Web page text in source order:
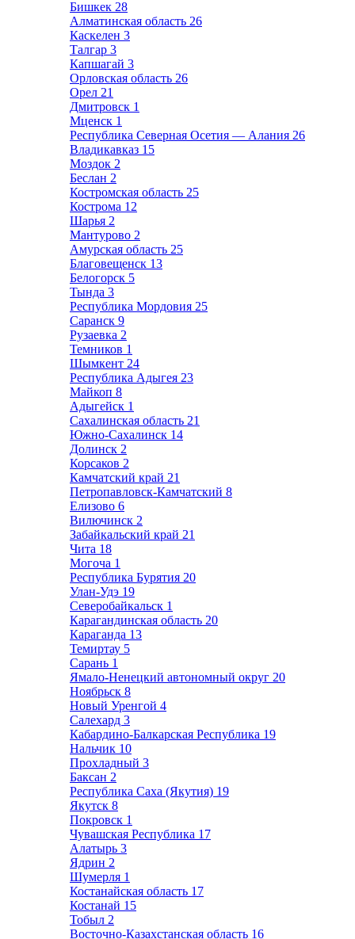
Бишкек 28
Алматинская область 26
Каскелен 3
Талгар 3
Капшагай 3
Орловская область 26
Орел 21
Дмитровск 1
Мценск 1
Республика Северная Осетия — Алания 26
Владикавказ 15
Моздок 2
Беслан 2
Костромская область 25
Кострома 12
Шарья 2
Мантурово 2
Амурская область 25
Благовещенск 13
Белогорск 5
Тында 3
Республика Мордовия 25
Саранск 9
Рузаевка 2
Темников 1
Шымкент 24
Республика Адыгея 23
Майкоп 8
Адыгейск 1
Сахалинская область 21
Южно-Сахалинск 14
Долинск 2
Корсаков 2
Камчатский край 21
Петропавловск-Камчатский 8
Елизово 6
Вилючинск 2
Забайкальский край 21
Чита 18
Могоча 1
Республика Бурятия 20
Улан-Удэ 19
Северобайкальск 1
Карагандинская область 20
Караганда 13
Темиртау 5
Сарань 1
Ямало-Ненецкий автономный округ 20
Ноябрьск 8
Новый Уренгой 4
Салехард 3
Кабардино-Балкарская Республика 19
Нальчик 10
Прохладный 3
Баксан 2
Республика Саха (Якутия) 19
Якутск 8
Покровск 1
Чувашская Республика 17
Алатырь 3
Ядрин 2
Шумерля 1
Костанайская область 17
Костанай 15
Тобыл 2
Восточно-Казахстанская область 16